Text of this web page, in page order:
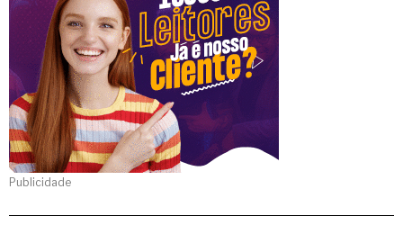
Publicidade